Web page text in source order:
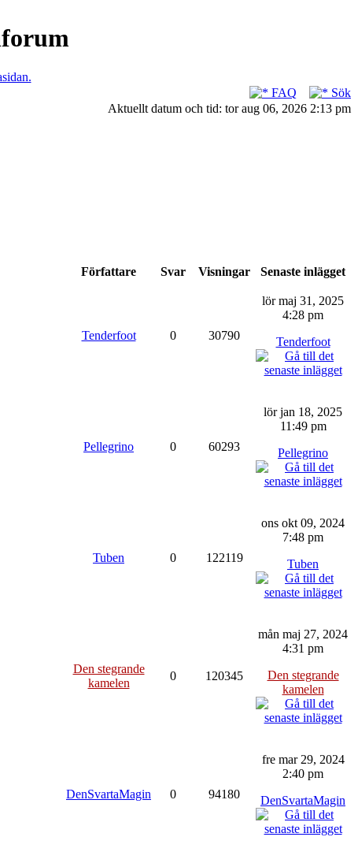
FAQ
Sök
Aktuellt datum och tid: tor aug 06, 2026 2:13 pm
Författare Svar Visningar Senaste inlägget
Tenderfoot 0 30790
lör maj 31, 2025
4:28 pm
Tenderfoot
Pellegrino 0 60293
lör jan 18, 2025
11:49 pm
Pellegrino
Tuben 0 122119
ons okt 09, 2024
7:48 pm
Tuben
Den stegrande
kamelen
0 120345
mån maj 27, 2024
4:31 pm
Den stegrande
kamelen
DenSvartaMagin 0 94180
fre mar 29, 2024
2:40 pm
DenSvartaMagin